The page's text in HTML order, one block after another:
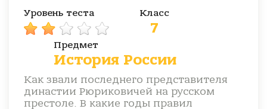
Уровень теста Класс
7
Предмет
История России
Как звали последнего представителя
династии Рюриковичей на русском
престоле. В какие годы правил